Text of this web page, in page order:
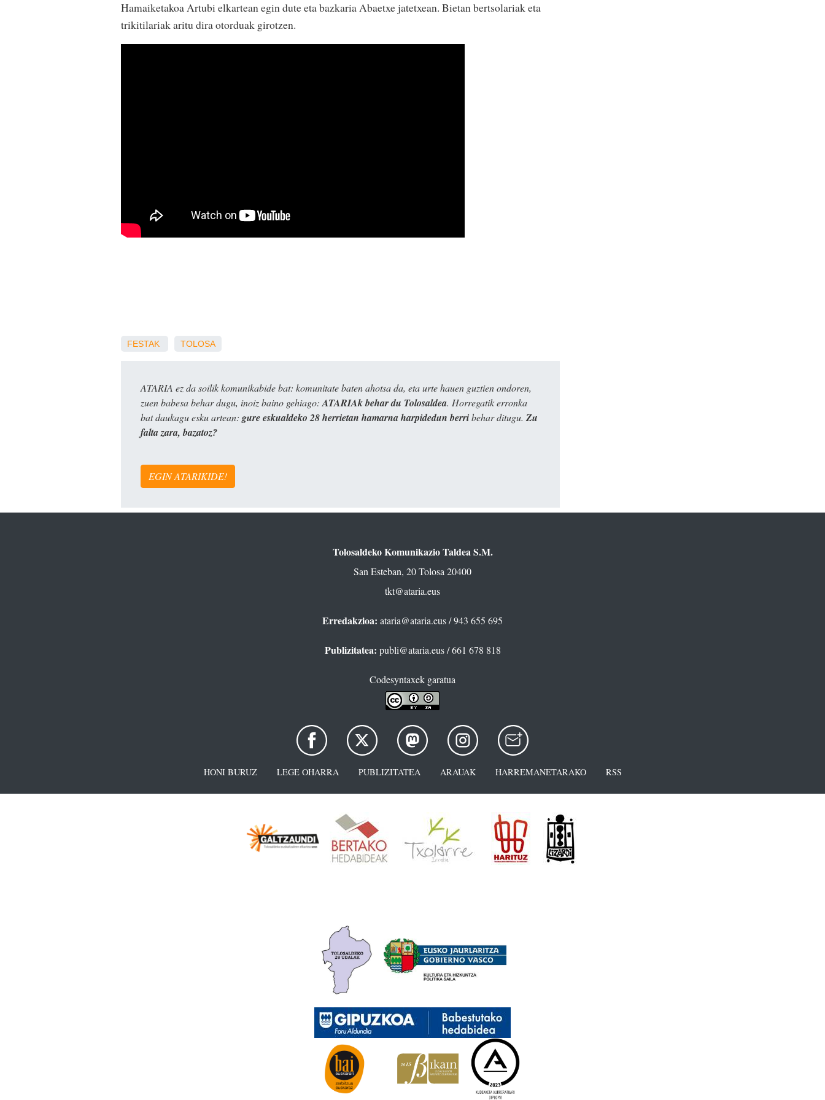
Hamaiketakoa Artubi elkartean egin dute eta bazkaria Abaetxe jatetxean. Bietan bertsolariak eta
trikitilariak aritu dira otorduak girotzen.
FESTAK TOLOSA
ATARIA ez da soilik komunikabide bat: komunitate baten ahotsa da, eta urte hauen guztien ondoren,
zuen babesa behar dugu, inoiz baino gehiago: ATARIAk behar du Tolosaldea. Horregatik erronka
bat daukagu esku artean: gure eskualdeko 28 herrietan hamarna harpidedun berribehar ditugu. Zu
falta zara, bazatoz?
EGIN ATARIKIDE!
Tolosaldeko Komunikazio Taldea S.M.
San Esteban, 20 Tolosa 20400
tkt@ataria.eus
Erredakzioa: ataria@ataria.eus/ 943 655 695
Publizitatea: publi@ataria.eus/ 661 678 818
Codesyntaxek garatua
HONI BURUZ LEGE OHARRA PUBLIZITATEA ARAUAK HARREMANETARAKO RSS